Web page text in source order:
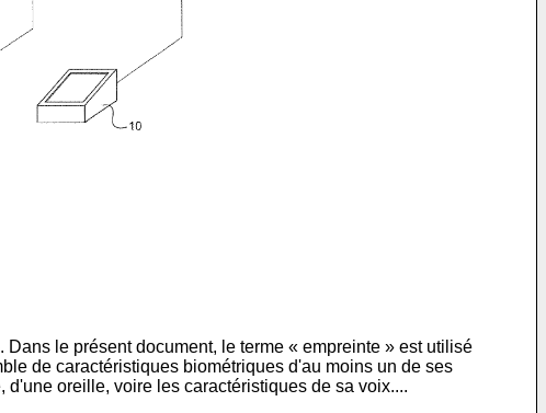
le présent document, le terme « empreinte » est utilisé
de caractéristiques biométriques d'au moins un de ses
oreille, voire les caractéristiques de sa voix....